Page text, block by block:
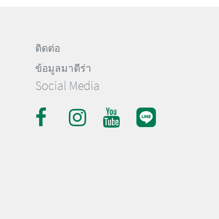
ติดต่อ
ข้อมูลมาดีร่า
Social Media